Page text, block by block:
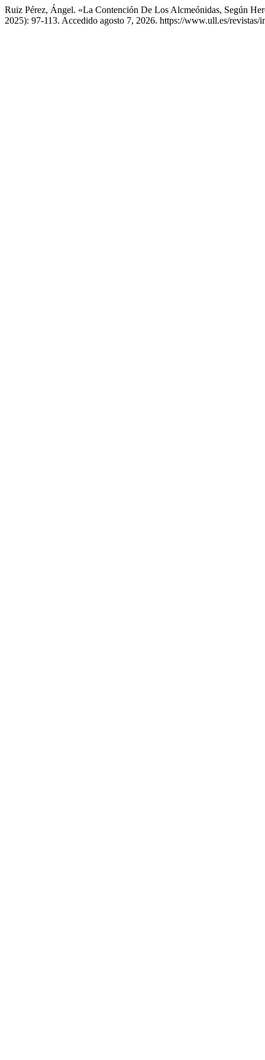
Ruiz Pérez, Ángel. «La Contención De Los Alcmeónidas, Según
2025): 97-113. Accedido agosto 7, 2026. https://www.ull.es/